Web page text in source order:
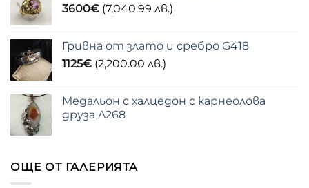
3600€ (7,040.99 лв.)
Гривна от злато и сребро G418
1125€ (2,200.00 лв.)
Медальон с халцедон с карнеолова
друза A268
ОЩЕ ОТ ГАЛЕРИЯТА